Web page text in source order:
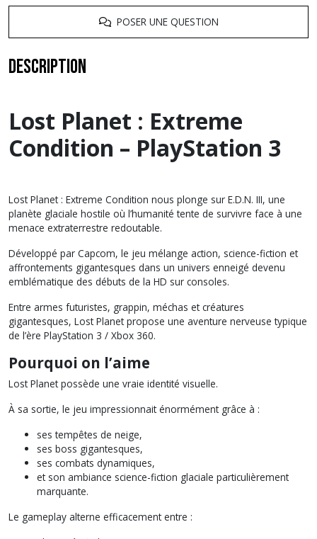
POSER UNE QUESTION
Description
Lost Planet : Extreme
Condition – PlayStation 3
Lost Planet : Extreme Condition nous plonge sur E.D.N. III, une
planète glaciale hostile où l’humanité tente de survivre face à une
menace extraterrestre redoutable.
Développé par Capcom, le jeu mélange action, science-fiction et
affrontements gigantesques dans un univers enneigé devenu
emblématique des débuts de la HD sur consoles.
Entre armes futuristes, grappin, méchas et créatures
gigantesques, Lost Planet propose une aventure nerveuse typique
de l’ère PlayStation 3 / Xbox 360.
Pourquoi on l’aime
Lost Planet possède une vraie identité visuelle.
À sa sortie, le jeu impressionnait énormément grâce à :
ses tempêtes de neige,
ses boss gigantesques,
ses combats dynamiques,
et son ambiance science-fiction glaciale particulièrement
marquante.
Le gameplay alterne efficacement entre :